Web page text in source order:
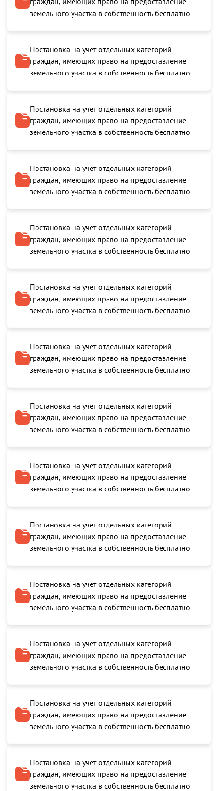
земельного участка в собственность бесплатно
Постановка на учет отдельных категорий
граждан, имеющих право на предоставление
земельного участка в собственность бесплатно
Постановка на учет отдельных категорий
граждан, имеющих право на предоставление
земельного участка в собственность бесплатно
Постановка на учет отдельных категорий
граждан, имеющих право на предоставление
земельного участка в собственность бесплатно
Постановка на учет отдельных категорий
граждан, имеющих право на предоставление
земельного участка в собственность бесплатно
Постановка на учет отдельных категорий
граждан, имеющих право на предоставление
земельного участка в собственность бесплатно
Постановка на учет отдельных категорий
граждан, имеющих право на предоставление
земельного участка в собственность бесплатно
Постановка на учет отдельных категорий
граждан, имеющих право на предоставление
земельного участка в собственность бесплатно
Постановка на учет отдельных категорий
граждан, имеющих право на предоставление
земельного участка в собственность бесплатно
Постановка на учет отдельных категорий
граждан, имеющих право на предоставление
земельного участка в собственность бесплатно
Постановка на учет отдельных категорий
граждан, имеющих право на предоставление
земельного участка в собственность бесплатно
Постановка на учет отдельных категорий
граждан, имеющих право на предоставление
земельного участка в собственность бесплатно
Постановка на учет отдельных категорий
граждан, имеющих право на предоставление
земельного участка в собственность бесплатно
Постановка на учет отдельных категорий
граждан, имеющих право на предоставление
земельного участка в собственность бесплатно